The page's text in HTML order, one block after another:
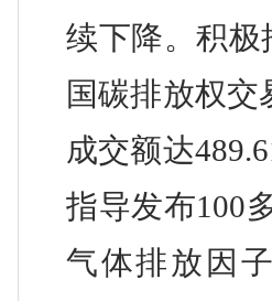
续下降。积极
国碳排放权
成交额达
指导发布100
气体排放因